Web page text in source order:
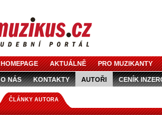
HOMEPAGE AKTUÁLNĚ PRO MUZIKANTY
O NÁS KONTAKTY AUTOŘI CENÍK
LOGO KE STAŽENÍ
ČLÁNKY AUTORA